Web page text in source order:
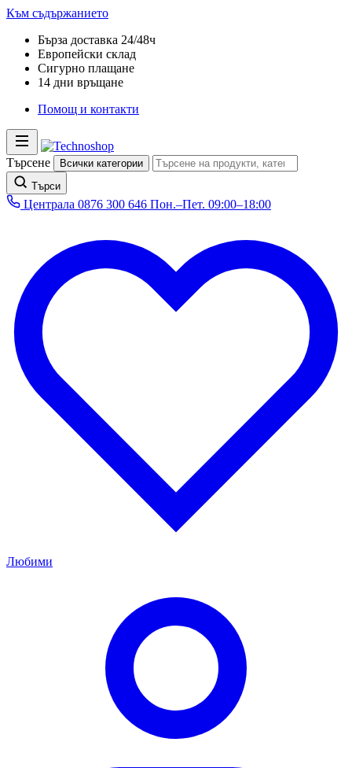
Към съдържанието
Бърза доставка 24/48ч
Европейски склад
Сигурно плащане
14 дни връщане
Помощ и контакти
Търсене
Всички категории
Търси
Централа 0876 300 646 Пон.–Пет. 09:00–18:00
Любими